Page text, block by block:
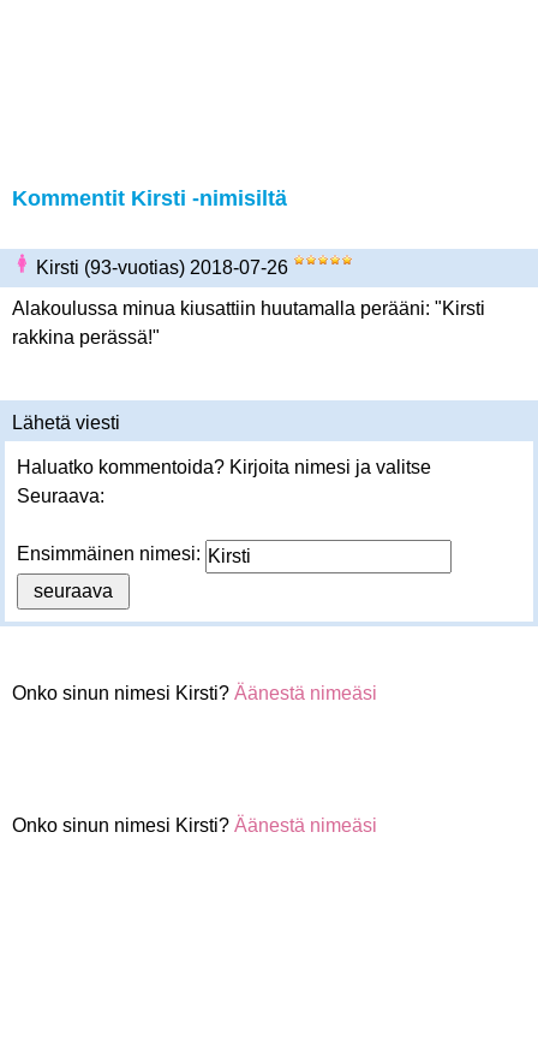
Kommentit Kirsti -nimisiltä
Kirsti (93-vuotias) 2018-07-26
Alakoulussa minua kiusattiin huutamalla perääni: "Kirsti
rakkina perässä!"
Lähetä viesti
Haluatko kommentoida? Kirjoita nimesi ja valitse
Seuraava:
Ensimmäinen nimesi:
Onko sinun nimesi Kirsti? Äänestä nimeäsi
Onko sinun nimesi Kirsti? Äänestä nimeäsi